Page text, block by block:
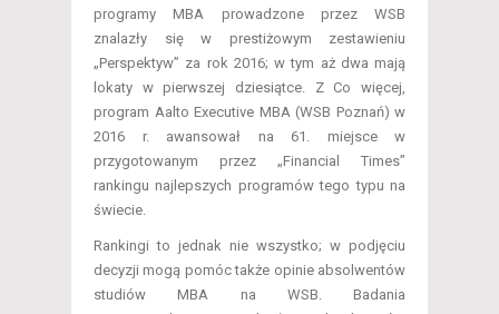
programy MBA prowadzone przez WSB
znalazły się w prestiżowym zestawieniu
„Perspektyw” za rok 2016; w tym aż dwa mają
lokaty w pierwszej dziesiątce. Z Co więcej,
program Aalto Executive MBA (WSB Poznań) w
2016 r. awansował na 61. miejsce w
przygotowanym przez „Financial Times”
rankingu najlepszych programów tego typu na
świecie.
Rankingi to jednak nie wszystko; w podjęciu
decyzji mogą pomóc także opinie absolwentów
studiów MBA na WSB. Badania